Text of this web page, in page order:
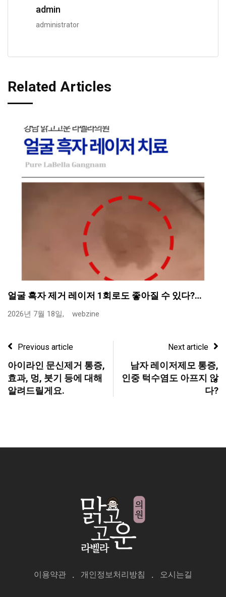
admin
administrator
Related Articles
얼굴 흑자 제거 레이저 1회로도 좋아질 수 있다?…
2026년 7월 18일, webzine
Previous article
아이라인 문신제거 통증,
효과, 멍, 붓기 등에 대해
알려드릴게요.
Next article
남자 레이저제모 통증,
인중 턱수염도 아프지 않
다?
이용약관 개인정보처리방침 오시는길